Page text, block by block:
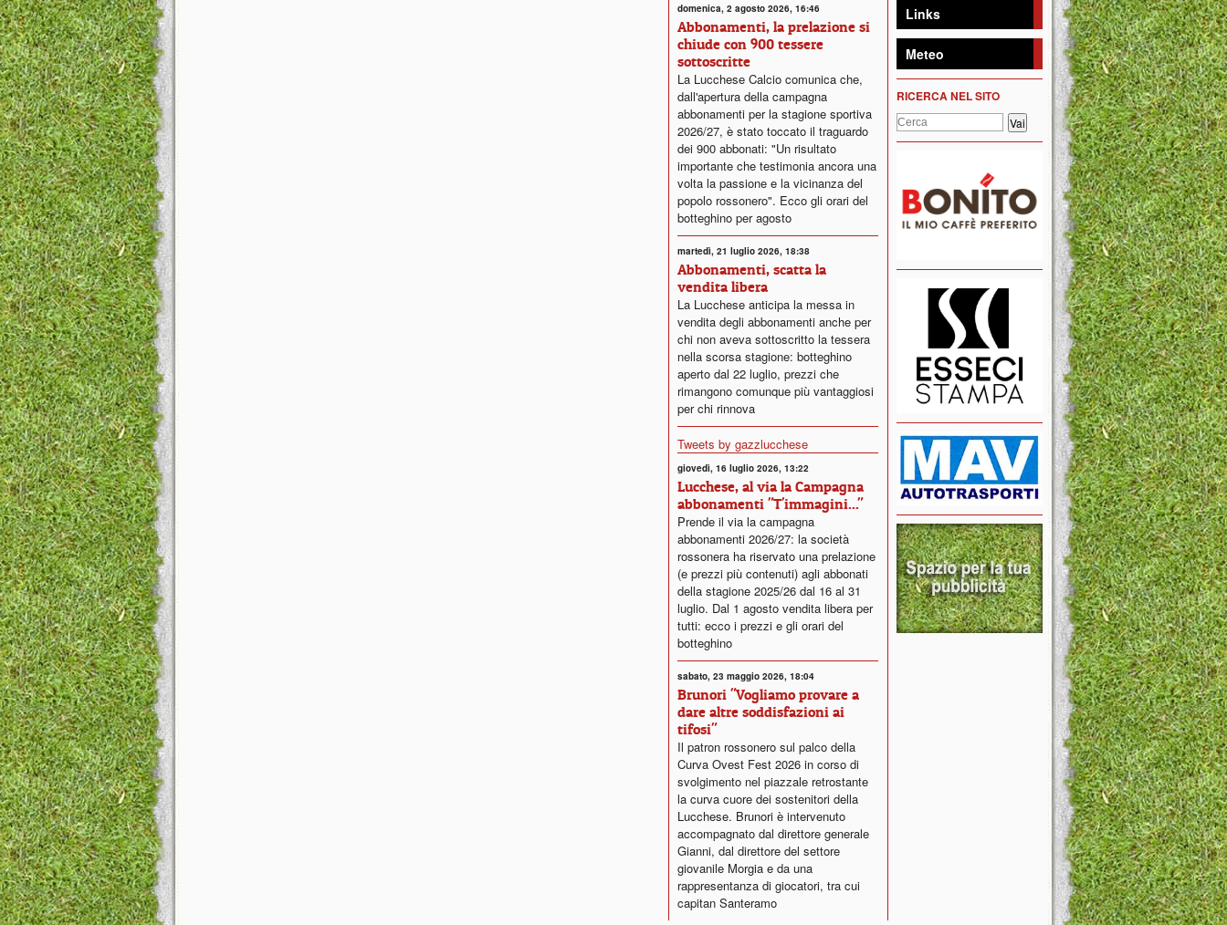
domenica, 2 agosto 2026, 16:46
Abbonamenti, la prelazione si
chiude con 900 tessere
sottoscritte
La Lucchese Calcio comunica che,
dall'apertura della campagna
abbonamenti per la stagione sportiva
2026/27, è stato toccato il traguardo
dei 900 abbonati: "Un risultato
importante che testimonia ancora una
volta la passione e la vicinanza del
popolo rossonero". Ecco gli orari del
botteghino per agosto
martedì, 21 luglio 2026, 18:38
Abbonamenti, scatta la
vendita libera
La Lucchese anticipa la messa in
vendita degli abbonamenti anche per
chi non aveva sottoscritto la tessera
nella scorsa stagione: botteghino
aperto dal 22 luglio, prezzi che
rimangono comunque più vantaggiosi
per chi rinnova
Tweets by gazzlucchese
giovedì, 16 luglio 2026, 13:22
Lucchese, al via la Campagna
abbonamenti "T'immagini..."
Prende il via la campagna
abbonamenti 2026/27: la società
rossonera ha riservato una prelazione
(e prezzi più contenuti) agli abbonati
della stagione 2025/26 dal 16 al 31
luglio. Dal 1 agosto vendita libera per
tutti: ecco i prezzi e gli orari del
botteghino
sabato, 23 maggio 2026, 18:04
Brunori "Vogliamo provare a
dare altre soddisfazioni ai
tifosi"
Il patron rossonero sul palco della
Curva Ovest Fest 2026 in corso di
svolgimento nel piazzale retrostante
la curva cuore dei sostenitori della
Lucchese. Brunori è intervenuto
accompagnato dal direttore generale
Gianni, dal direttore del settore
giovanile Morgia e da una
rappresentanza di giocatori, tra cui
capitan Santeramo
Links
Meteo
RICERCA NEL SITO